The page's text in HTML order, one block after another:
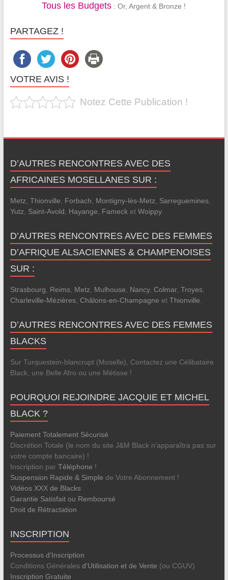
Tous les Budgets : Or, Argent & Bronze !
PARTAGEZ !
VOTRE AVIS !
Notez Cette Publication !
D’AUTRES RENCONTRES AVEC DES
AFRICAINES MOSELLANES SUR :
Metz, Thionville, Forbach, Montigny-lès-Metz, Sarreguemines,
Yutz, Saint-Avold, Hayange, Famecket Woippy.
D’AUTRES RENCONTRES AVEC DES FEMMES
D’AFRIQUE ALSACIENNES & CHAMPENOISES
SUR :
Strasbourg, Reims, Metz, Mulhouse, Nancy, Colmar, Troyes,
Charleville-Mézières, Châlons-en-Champagne et Thionville.
D’AUTRES RENCONTRES AVEC DES FEMMES
BLACKS
Sur Turquestein-blancrupt (Moselle), Contactez une Célibataire
Black, une Belle Afro ou une Métisse !
POURQUOI REJOINDRE JACQUIE ET MICHEL
BLACK ?
Paiement Totalement Sécurisé
Discrétion Totale (le nom du site J&M Black n’apparaîtra pas sur
votre compte bancaire) !
Inscription par Téléphone !
Suspension Rapide & Simple de Votre Abonnement !
Vidéos XXX de Blacks
Garantie Satisfait ou Remboursé
Droit de Rétractation
INSCRIPTION
Processus d'Inscription
Conditions Générales d'Utilisation et de Vente (ou CGUV)
Inscription Gratuite